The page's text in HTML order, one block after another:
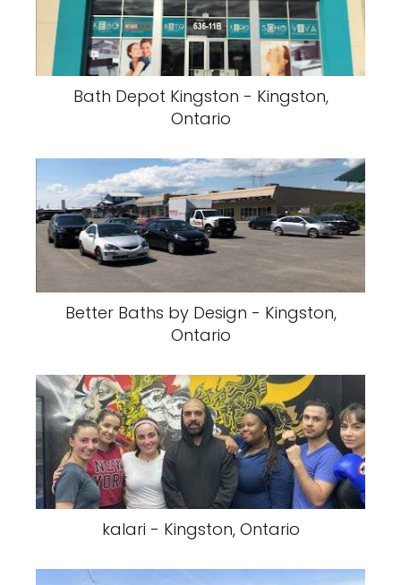
Bath Depot Kingston - Kingston,
Ontario
Better Baths by Design - Kingston,
Ontario
kalari - Kingston, Ontario